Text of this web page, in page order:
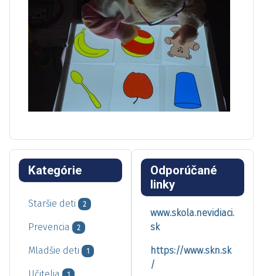
Kategórie
Staršie deti 2
Prevencia 2
Mladšie deti 1
Učitelia
Odporúčané
linky
www.skola.nevidiaci.
sk
https://www.skn.sk
/